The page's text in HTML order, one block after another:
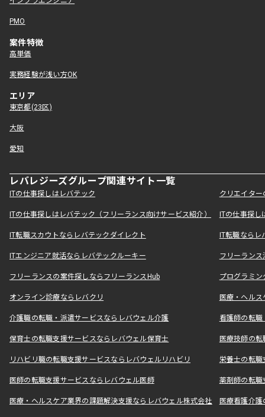
PMO
案件特徴
高単価
実務経験が浅い方OK
エリア
東京都(23区)
大阪
愛知
レバレジーズグループ関連サイト一覧
ITの仕事探しはレバテック クリエイタ
ITの仕事探しはレバテック（フリーランス向けサービス紹介） ITの仕事探
IT転職スカウトならレバテックダイレクト IT転職なら
ITエンジニア就活ならレバテックルーキー フリーラン
フリーランスの案件探しならフリーランスHub プログラミ
オンライン診療ならレバクリ 医療・ヘル
介護職の転職・派遣サービスならレバウェル介護 看護師の転
保育士の転職支援サービスならレバウェル保育士 医療技師の
リハビリ職の転職支援サービスならレバウェルリハビリ 栄養士の転
医師の転職支援サービスならレバウェル医師 薬剤師の転
医療・ヘルスケア業界の課題解決支援ならレバウェル株式会社 医療看護介